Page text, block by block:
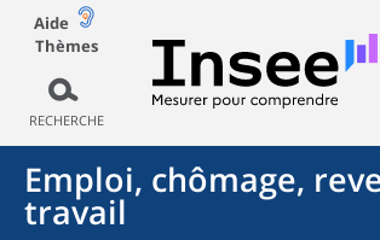
Aide
Thèmes
RECHERCHE
Emploi, chômage,
travail